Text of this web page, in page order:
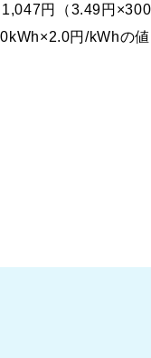
円（3.49円
円/kWhの